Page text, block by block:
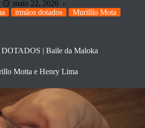
maio 22, 2026
irmãos dotados Murilllo Mota
| Baile da Maloka
Motta e Henry Lima